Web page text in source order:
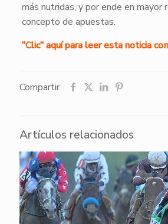
más nutridas, y por ende en mayor
concepto de apuestas.
“Clic” aquí para leer esta noticia
Compartir
Artículos relacionados